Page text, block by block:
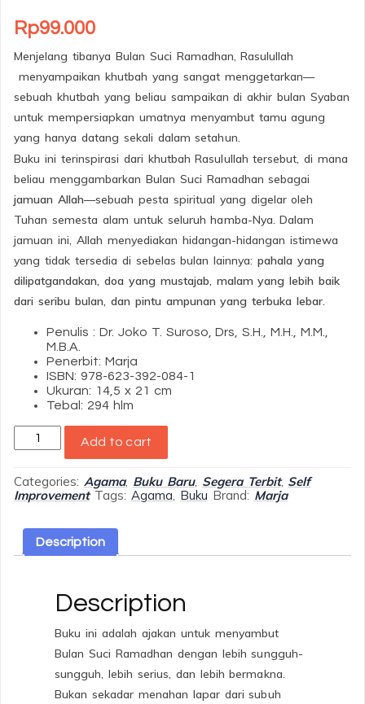
Rp99.000
Menjelang tibanya Bulan Suci Ramadhan, Rasulullah
menyampaikan khutbah yang sangat menggetarkan—
sebuah khutbah yang beliau sampaikan di akhir bulan Syaban
untuk mempersiapkan umatnya menyambut tamu agung
yang hanya datang sekali dalam setahun.
Buku ini terinspirasi dari khutbah Rasulullah tersebut, di mana
beliau menggambarkan Bulan Suci Ramadhan sebagai
jamuan Allah—sebuah pesta spiritual yang digelar oleh
Tuhan semesta alam untuk seluruh hamba-Nya. Dalam
jamuan ini, Allah menyediakan hidangan-hidangan istimewa
yang tidak tersedia di sebelas bulan lainnya:pahala yang
dilipatgandakan, doa yang mustajab, malam yang lebih baik
dari seribu bulan, dan pintu ampunan yang terbuka lebar.
Penulis : Dr. Joko T. Suroso, Drs, S.H., M.H., M.M.,
M.B.A.
Penerbit: Marja
ISBN: 978-623-392-084-1
Ukuran: 14,5 x 21 cm
Tebal: 294 hlm
Bulan
Suci
Ramadhan
:
Jamuan
Ilahi
Add to cart
Categories: Agama, Buku Baru, Segera Terbit, Self
Improvement Tags: Agama Buku Brand: Marja
Description
Description
Buku ini adalah ajakan untuk menyambut
Bulan Suci Ramadhan dengan lebih sungguh-
sungguh, lebih serius, dan lebih bermakna.
Bukan sekadar menahan lapar dari subuh